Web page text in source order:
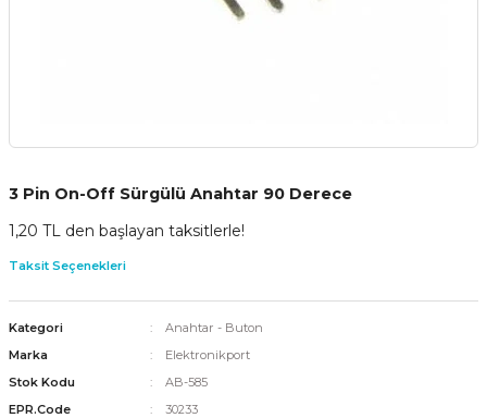
3 Pin On-Off Sürgülü Anahtar 90 Derece
1,20 TL den başlayan taksitlerle!
Taksit Seçenekleri
Kategori
Anahtar - Buton
Marka
Elektronikport
Stok Kodu
AB-585
EPR.Code
30233